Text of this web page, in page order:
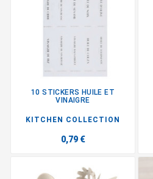
10 STICKERS HUILE ET
VINAIGRE
KITCHEN COLLECTION
0,79 €